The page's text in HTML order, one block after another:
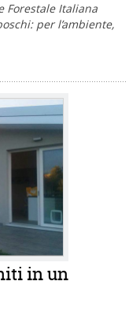
Forestale Italiana
per l’ambiente,
in un